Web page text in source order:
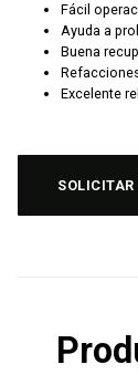
Fácil
Ayuda a
Buena
Excelente